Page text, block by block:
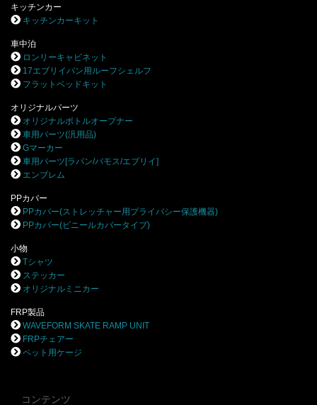
キッチンカー
キッチンカーキット
車中泊
ロンリーキャビネット
17エブリイバン用ルーフシェルフ
フラットベッドキット
オリジナルパーツ
オリジナルボトルオープナー
車用パーツ(汎用品)
Gマーカー
車用パーツ[ラパン/バモス/エブリイ]
エンブレム
PPカバー
PPカバー(ストレッチャー用プライバシー保護機器)
PPカバー(ビニールカバータイプ)
小物
Tシャツ
ステッカー
オリジナルミニカー
FRP製品
WAVEFORM SKATE RAMP UNIT
FRPチェアー
ペット用ケージ
コンテンツ